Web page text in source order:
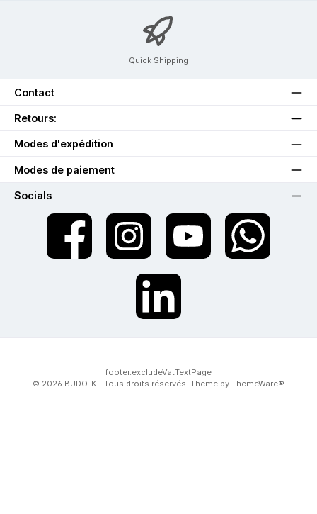
Quick Shipping
Contact
Retours:
Modes d'expédition
Modes de paiement
Socials
twt.widget.communities.facebook.name
twt.widget.communities.instagram.name
twt.widget.communities.linkedin.name
footer.excludeVatTextPage
© 2026 BUDO-K - Tous droits réservés. Theme by ThemeWare®